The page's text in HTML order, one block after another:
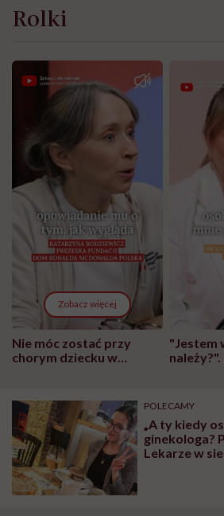
Rolki
Zobacz więcej
Nie móc zostać przy
chorym dziecku w
może chyba tylko
głupota i brak
wyobraźni"
"Jestem
pracy
POLECAMY
„A ty kiedy
ginekologa?
Lekarze w